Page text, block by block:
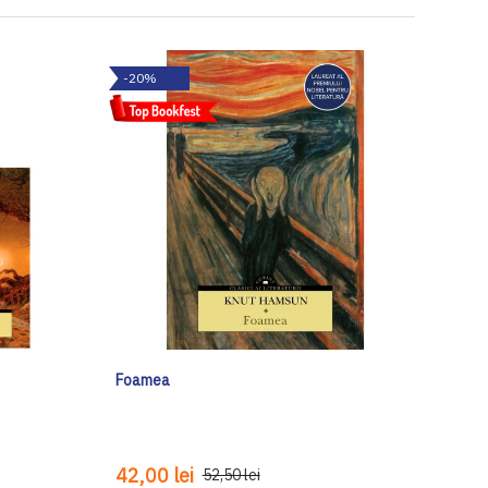
-20%
Foamea
42,00 lei 52,50 lei